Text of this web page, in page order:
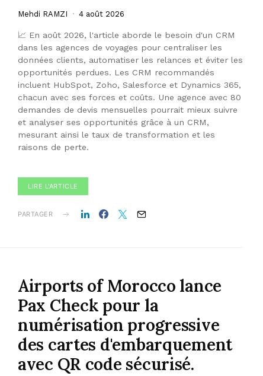
Mehdi RAMZI 4 août 2026
📈 En août 2026, l'article aborde le besoin d'un CRM
dans les agences de voyages pour centraliser les
données clients, automatiser les relances et éviter les
opportunités perdues. Les CRM recommandés
incluent HubSpot, Zoho, Salesforce et Dynamics 365,
chacun avec ses forces et coûts. Une agence avec 80
demandes de devis mensuelles pourrait mieux suivre
et analyser ses opportunités grâce à un CRM,
mesurant ainsi le taux de transformation et les
raisons de perte.
LIRE L'ARTICLE
PARTAGER
Airports of Morocco lance
Pax Check pour la
numérisation progressive
des cartes d'embarquement
avec QR code sécurisé.